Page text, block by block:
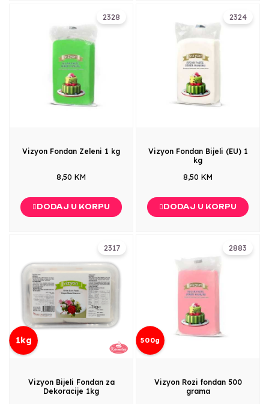
2328
Vizyon Fondan Zeleni 1 kg
8,50 KM
DODAJ U KORPU
2324
Vizyon Fondan Bijeli (EU) 1
kg
8,50 KM
DODAJ U KORPU
2317
1kg
Vizyon Bijeli Fondan za
Dekoracije 1kg
2883
500g
Vizyon Rozi fondan 500
grama